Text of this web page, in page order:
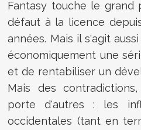
Fantasy touche le
défaut à la licence
années. Mais il s'agit
économiquement une
et de rentabiliser un
Mais des
porte d'autres : les
occidentales (tant en